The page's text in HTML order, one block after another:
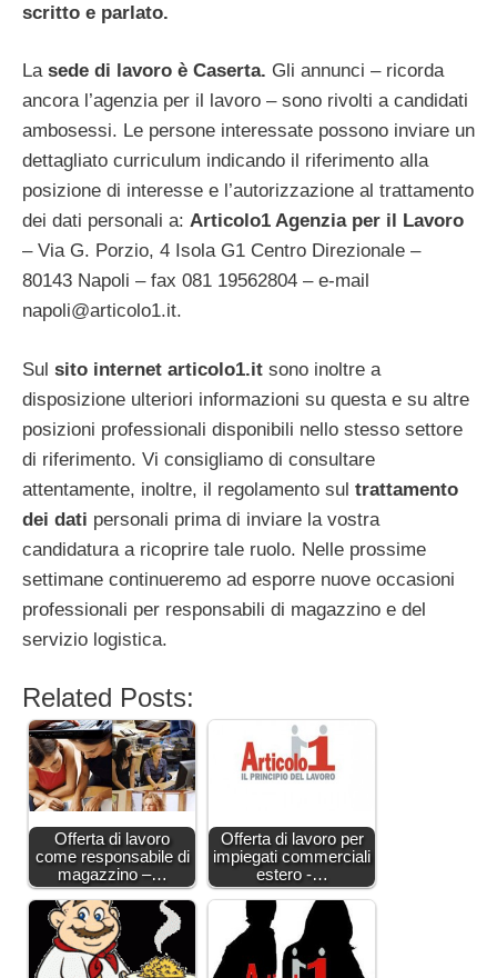
scritto e parlato.
La sede di lavoro è Caserta. Gli annunci – ricorda
ancora l’agenzia per il lavoro – sono rivolti a candidati
ambosessi. Le persone interessate possono inviare un
dettagliato curriculum indicando il riferimento alla
posizione di interesse e l’autorizzazione al trattamento
dei dati personali a: Articolo1 Agenzia per il Lavoro
– Via G. Porzio, 4 Isola G1 Centro Direzionale –
80143 Napoli – fax 081 19562804 – e-mail
napoli@articolo1.it.
Sul sito internet articolo1.it sono inoltre a
disposizione ulteriori informazioni su questa e su altre
posizioni professionali disponibili nello stesso settore
di riferimento. Vi consigliamo di consultare
attentamente, inoltre, il regolamento sul trattamento
dei dati personali prima di inviare la vostra
candidatura a ricoprire tale ruolo. Nelle prossime
settimane continueremo ad esporre nuove occasioni
professionali per responsabili di magazzino e del
servizio logistica.
Related Posts:
Offerta di lavoro
come responsabile di
magazzino –…
Offerta di lavoro per
impiegati commerciali
estero -…